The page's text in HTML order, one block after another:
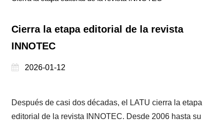
Cierra la etapa editorial de la revista
INNOTEC
2026-01-12
Después de casi dos décadas, el LATU cierra la etapa
editorial de la revista INNOTEC. Desde 2006 hasta su